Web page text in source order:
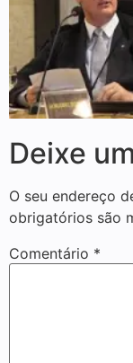
Deixe
O seu endereço
obrigatórios são
Comentário *